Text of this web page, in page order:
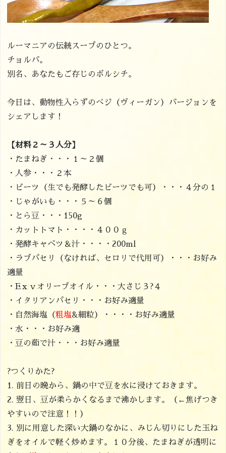
ルーマニアの伝統スープのひとつ。
チョルバ。
別名、あなたもご存じのボルシチ。
今日は、動物性入らずのべジ（ヴィーガン）バージョンを
シェアします！
【材料２～３人分】
・たまねぎ・・・１～２個
・人参・・・２本
・ビーツ（生でも発酵したビーツでも可）・・・４分の１
・じゃがいも・・・５～６個
・とら豆・・・150g
・カットトマト・・・・４００ｇ
・発酵キャベツ＆汁・・・・200ml
・ラブパセリ（なければ、セロリで代用可）・・・お好み
適量
・Eｘｖオリーブオイル・・・大さじ３?４
・イタリアンパセリ・・・お好み適量
・自然海塩（粗塩&細粒）・・・・お好み適量
・水・・・お好み適
・豆の茹で汁・・・お好み適量
?つくりかた?
1. 前日の晩から、鍋の中で豆を水に浸けておきます。
2. 翌日、豆が柔らかくなるまで沸かします。（←焦げつき
やすいので注意！！）
3. 別に用意した深い大鍋のなかに、みじん切りにした玉ね
ぎをオイルで軽く炒めます。１０分後、たまねぎが透明に